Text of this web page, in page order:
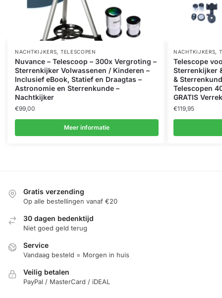
NACHTKIJKERS TELESCOPEN
Nuvance – Telescoop – 300x Vergroting –
Sterrenkijker Volwassenen / Kinderen –
Inclusief eBook, Statief en Draagtas –
Astronomie en Sterrenkunde –
Nachtkijker
€99,00
Meer informatie
NACHTKIJKERS
Telescope
Sterrenkijker
&
Telescopen
GRATIS
€119,95
Gratis verzending
Op alle bestellingen vanaf €20
30 dagen bedenktijd
Niet goed geld terug
Service
Vandaag besteld = Morgen in huis
Veilig betalen
PayPal / MasterCard / iDEAL